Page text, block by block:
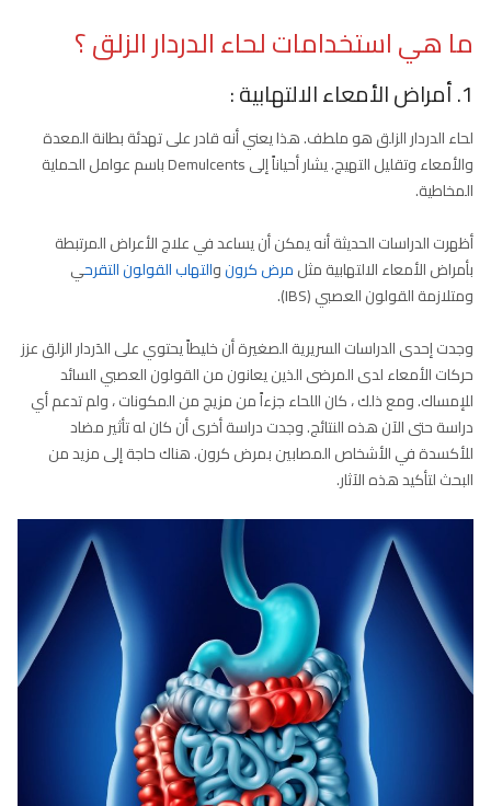
ما هي استخدامات لحاء الدردار الزلق ؟
1. أمراض الأمعاء الالتهابية :
لحاء الدردار الزلق هو ملطف. هذا يعني أنه قادر على تهدئة بطانة المعدة
والأمعاء وتقليل التهيج. يشار أحياناً إلى Demulcents باسم عوامل الحماية
المخاطية.
أظهرت الدراسات الحديثة أنه يمكن أن يساعد في علاج الأعراض المرتبطة
بأمراض الأمعاء الالتهابية مثلمرض كرونوالتهاب القولون التقرحي
ومتلازمة القولون العصبي (IBS).
وجدت إحدى الدراسات السريرية الصغيرة أن خليطاً يحتوي على الدَردار الزلق عزز
حركات الأمعاء لدى المرضى الذين يعانون من القولون العصبي السائد
للإمساك. ومع ذلك ، كان اللحاء جزءاً من مزيج من المكونات ، ولم تدعم أي
دراسة حتى الآن هذه النتائج. وجدت دراسة أخرى أن كان له تأثير مضاد
للأكسدة في الأشخاص المصابين بمرض كرون. هناك حاجة إلى مزيد من
البحث لتأكيد هذه الآثار.